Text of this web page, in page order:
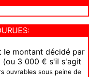
le montant décidé par
(ou 3 000 € s'il s'agit
ouvrables sous peine de